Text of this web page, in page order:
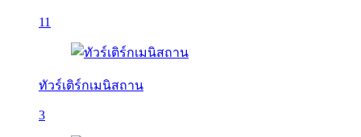
11
ทัวร์เติร์กเมนิสถาน
3